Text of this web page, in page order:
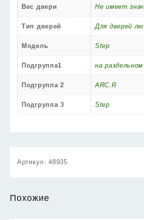
Вес двери Не имеет
Тип дверей Для дверей
Модель Step
Подгруппа1 на
Подгруппа 2 ARC.R
Подгруппа 3 Step
Артикул:48935
Похожие